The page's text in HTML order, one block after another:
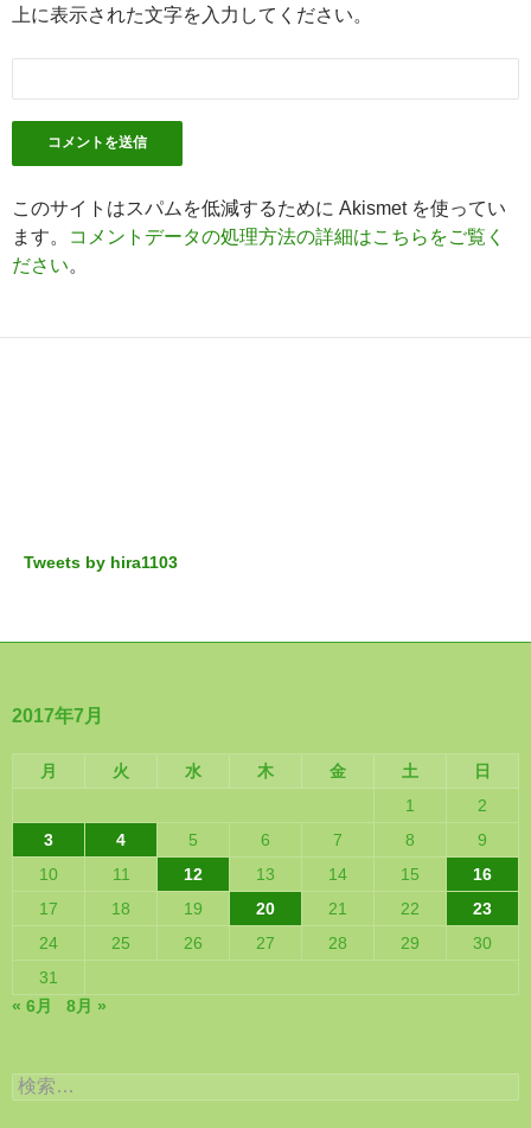
上に表示された文字を入力してください。
このサイトはスパムを低減するために Akismet を使ってい
ます。
コメントデータの処理方法の詳細はこちらをご覧く
ださい。
Tweets by hira1103
2017年7月
月 火 水 木 金 土
日
1
2
3
4 5 6 7 8
9
10
11 12 13 14 15
16
17
18 19 20 21 22
23
24
25 26 27 28 29
30
31
« 6月
8月 »
検
索: